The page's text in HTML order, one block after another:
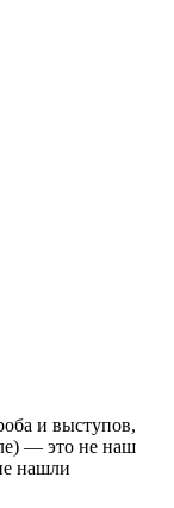
и выступов,
— это не наш
нашли